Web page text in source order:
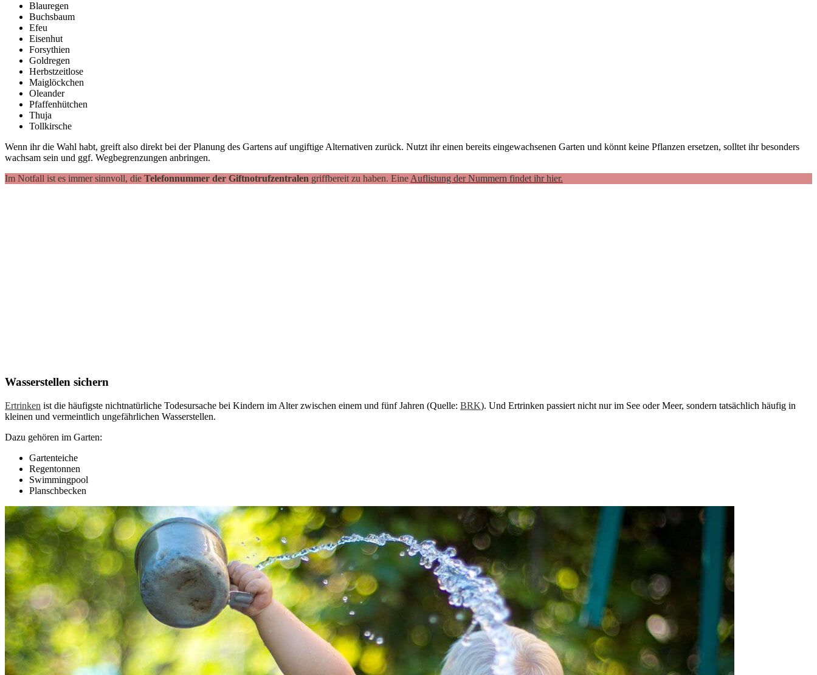
Blauregen
Buchsbaum
Efeu
Eisenhut
Forsythien
Goldregen
Herbstzeitlose
Maiglöckchen
Oleander
Pfaffenhütchen
Thuja
Tollkirsche
Wenn ihr die Wahl habt, greift also direkt bei der Planung des Gartens auf ungiftige Alternativen zurück. Nutzt ihr einen bereits eingewachsenen Garten und könnt keine Pflanzen ersetzen, solltet ihr besonders
wachsam sein und ggf. Wegbegrenzungen anbringen.
Im Notfall ist es immer sinnvoll, die Telefonnummer der Giftnotrufzentralen griffbereit zu haben. Eine Auflistung der Nummern findet ihr hier.
Wasserstellen sichern
Ertrinken ist die häufigste nichtnatürliche Todesursache bei Kindern im Alter zwischen einem und fünf Jahren (Quelle: BRK). Und Ertrinken passiert nicht nur im See oder Meer, sondern tatsächlich häufig in
kleinen und vermeintlich ungefährlichen Wasserstellen.
Dazu gehören im Garten:
Gartenteiche
Regentonnen
Swimmingpool
Planschbecken